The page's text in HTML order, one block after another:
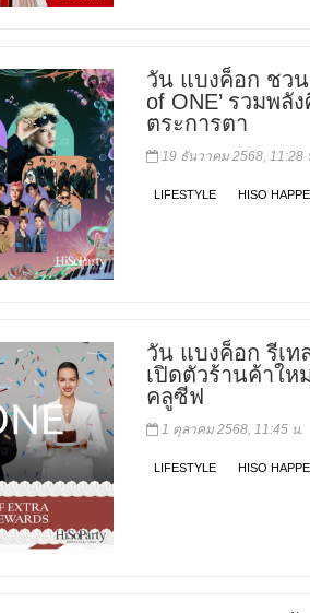
วัน แบงค็อก ชวน
of ONE’ รวมพ
ตระการตา
19 ธันวาคม 2568, 11:28
LIFESTYLE HISO
วัน แบงค็อก รีเ
เปิดตัวร้านค้าให
คลูซีฟ
1 ตุลาคม 2568, 11:45 น.
LIFESTYLE HISO